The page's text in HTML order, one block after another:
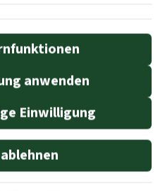
von
anwenden
Einwilligung